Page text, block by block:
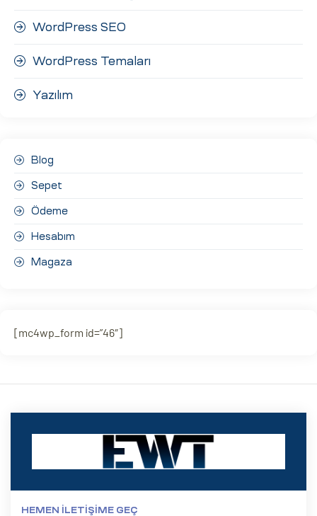
WordPress SEO
WordPress Temaları
Yazılım
Blog
Sepet
Ödeme
Hesabım
Magaza
[mc4wp_form id=”46″]
HEMEN İLETIŞIME GEÇ